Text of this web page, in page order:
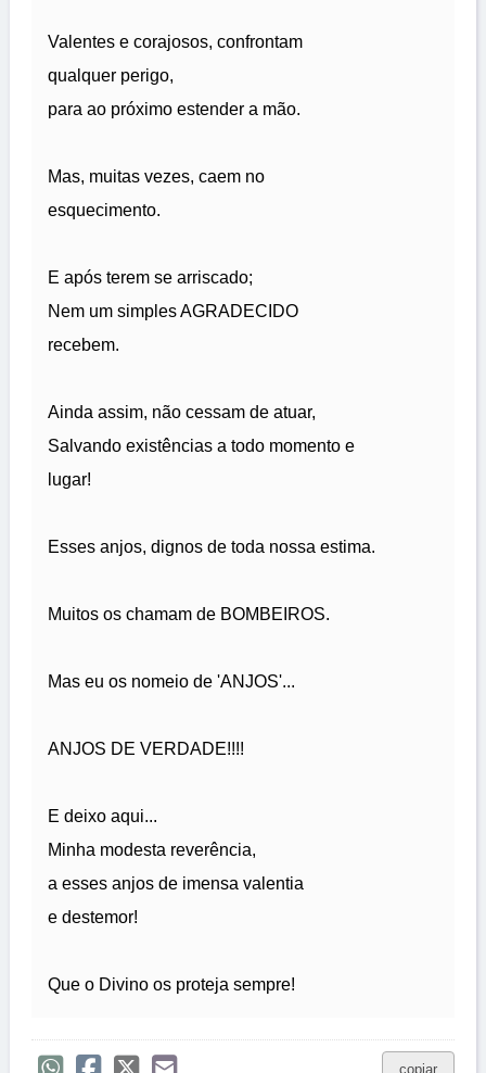
Valentes e corajosos, confrontam
qualquer perigo,
para ao próximo estender a mão.
Mas, muitas vezes, caem no
esquecimento.
E após terem se arriscado;
Nem um simples AGRADECIDO
recebem.
Ainda assim, não cessam de atuar,
Salvando existências a todo momento e
lugar!
Esses anjos, dignos de toda nossa estima.
Muitos os chamam de BOMBEIROS.
Mas eu os nomeio de 'ANJOS'...
ANJOS DE VERDADE!!!!
E deixo aqui...
Minha modesta reverência,
a esses anjos de imensa valentia
e destemor!
Que o Divino os proteja sempre!
copiar